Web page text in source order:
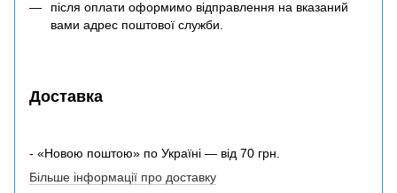
після оплати оформимо відправлення на вказаний
вами адрес поштової служби.
Доставка
- «Новою поштою» по Україні — від 70 грн.
Більше інформації про доставку